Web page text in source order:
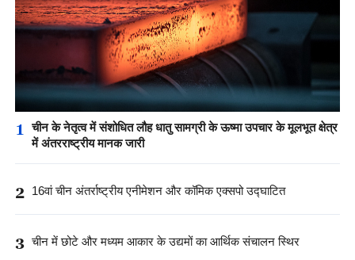
1
चीन के नेतृत्व में संशोधित लौह धातु सामग्री के ऊष्मा उपचार के मूलभूत क्षेत्र
में अंतरराष्ट्रीय मानक जारी
2 16वां चीन अंतर्राष्ट्रीय एनीमेशन और कॉमिक एक्सपो उद्घाटित
3 चीन में छोटे और मध्यम आकार के उद्यमों का आर्थिक संचालन स्थिर